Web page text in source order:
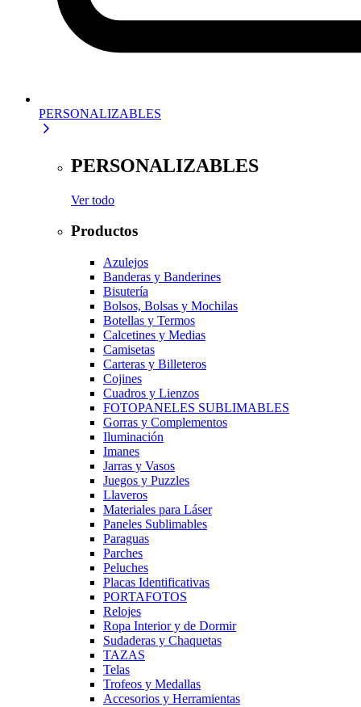
PERSONALIZABLES
PERSONALIZABLES
Ver todo
Productos
Azulejos
Banderas y Banderines
Bisutería
Bolsos, Bolsas y Mochilas
Botellas y Termos
Calcetines y Medias
Camisetas
Carteras y Billeteros
Cojines
Cuadros y Lienzos
FOTOPANELES SUBLIMABLES
Gorras y Complementos
Iluminación
Imanes
Jarras y Vasos
Juegos y Puzzles
Llaveros
Materiales para Láser
Paneles Sublimables
Paraguas
Parches
Peluches
Placas Identificativas
PORTAFOTOS
Relojes
Ropa Interior y de Dormir
Sudaderas y Chaquetas
TAZAS
Telas
Trofeos y Medallas
Accesorios y Herramientas